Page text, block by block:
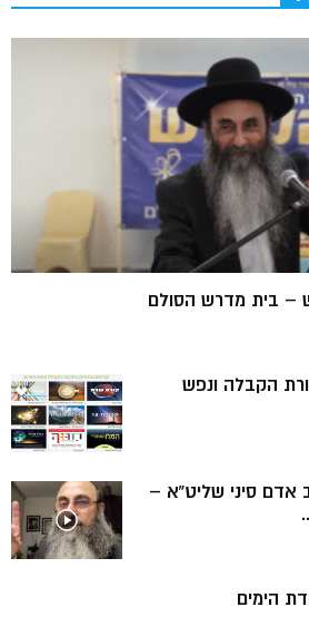
– בית מדרש הסולם
הקבלה ונפש
סיני שליט”א –
הימים